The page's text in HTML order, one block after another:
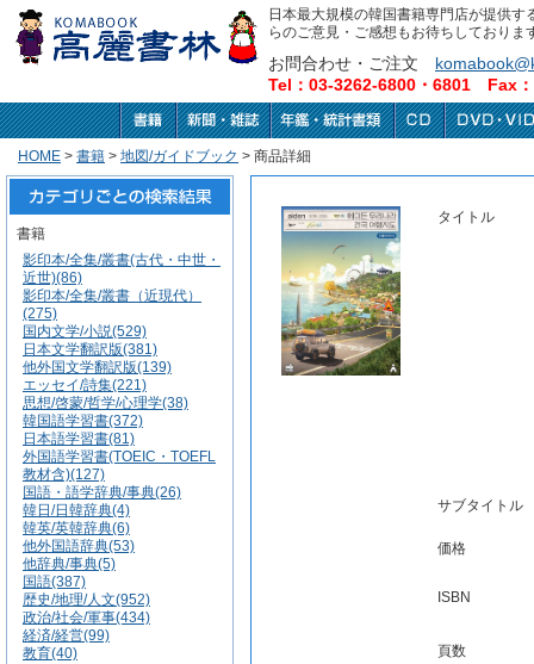
日本最大規模の韓国書籍専門店が提供
らのご意見・ご感想もお待ちしておりま
お問合わせ・ご注文
Tel：03-3262-6800・6801 Fax
HOME > 書籍 > 地図/ガイドブック > 商品詳細
書籍
影印本/全集/叢書(古代・中世・
近世)(86)
影印本/全集/叢書（近現代）
(275)
国内文学/小説(529)
日本文学翻訳版(381)
他外国文学翻訳版(139)
エッセイ/詩集(221)
思想/啓蒙/哲学/心理学(38)
韓国語学習書(372)
日本語学習書(81)
外国語学習書(TOEIC・TOEFL
教材含)(127)
国語・語学辞典/事典(26)
韓日/日韓辞典(4)
韓英/英韓辞典(6)
他外国語辞典(53)
他辞典/事典(5)
国語(387)
歴史/地理/人文(952)
政治/社会/軍事(434)
経済/経営(99)
教育(40)
タイトル
サブタイトル
価格
ISBN
頁数